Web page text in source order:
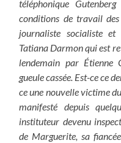
téléphonique
conditions de travail
journaliste socialiste et
Tatiana Darmon qui est
lendemain par Étienne
gueule cassée. Est-ce ce
ce une nouvelle victime
manifesté depuis
instituteur devenu
de Marguerite, sa